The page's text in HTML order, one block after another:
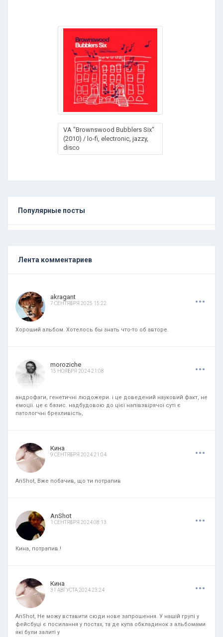
VA "Brownswood Bubblers Six"
(2010) / lo-fi, electronic, jazzy,
disco
Популярные посты
Лента комментариев
akragant
7 СЕНТЯБРЯ 2025 15:22 ...
Хороший альбом. Хотелось бы знать что-то об авторе.
moroziche
15 НОЯБРЯ 2024 21:08 ...
андрофаги, генетичні людожери. і це доведений науковий факт, не
емоції. це є базис. надбудовою до цієї напівзвірячої суті є
патологчні брехливість,
Кина
9 СЕНТЯБРЯ 2024 21:04 ...
AnShot, Вже побачив, що ти потрапив
AnShot
1 СЕНТЯБРЯ 2024 08:13 ...
Кина, потрапив.!
Кина
31 АВГУСТА 2024 23:24 ...
AnShot, Не можу вставити сюди нове запрошення. У нашій групі у
фейсбуці є посилання у постах, та де купа обкладинок з альбомами
які були залиті у